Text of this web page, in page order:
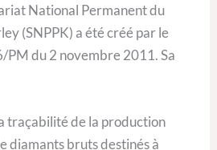
National Permanent du
(SNPPK) a été créé par le
du 2 novembre 2011. Sa
traçabilité de la production
diamants bruts destinés à